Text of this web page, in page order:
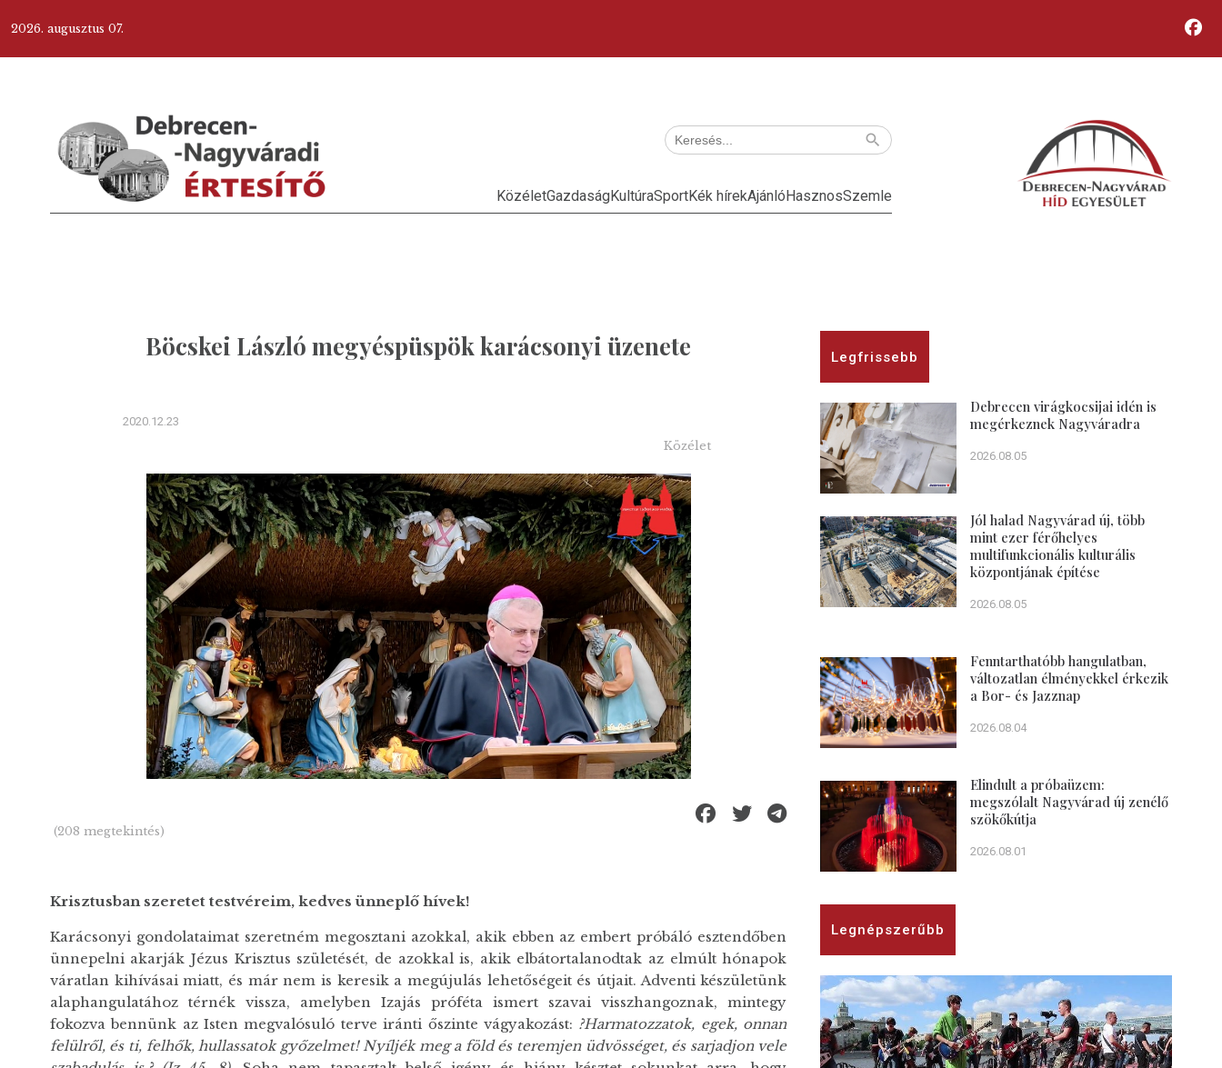
2026. augusztus 07.
KözéletGazdaságKultúraSportKék hírekAjánlóHasznosSzemle
Böcskei László megyéspüspök karácsonyi üzenete
2020.12.23
Közélet
(208 megtekintés)
Krisztusban szeretet testvéreim, kedves ünneplő hívek!
Karácsonyi gondolataimat szeretném megosztani azokkal, akik ebben az embert próbáló esztendőben
ünnepelni akarják Jézus Krisztus születését, de azokkal is, akik elbátortalanodtak az elmúlt hónapok
váratlan kihívásai miatt, és már nem is keresik a megújulás lehetőségeit és útjait. Adventi készületünk
alaphangulatához térnék vissza, amelyben Izajás próféta ismert szavai visszhangoznak, mintegy
fokozva bennünk az Isten megvalósuló terve iránti őszinte vágyakozást: ?Harmatozzatok, egek, onnan
felülről, és ti, felhők, hullassatok győzelmet! Nyíljék meg a föld és teremjen üdvösséget, és sarjadjon vele
Legfrissebb
Debrecen virágkocsijai idén is
megérkeznek Nagyváradra
2026.08.05
Jól halad Nagyvárad új, több
mint ezer férőhelyes
multifunkcionális kulturális
központjának építése
2026.08.05
Fenntarthatóbb hangulatban,
változatlan élményekkel érkezik
a Bor- és Jazznap
2026.08.04
Elindult a próbaüzem:
megszólalt Nagyvárad új zenélő
szökőkútja
2026.08.01
Legnépszerűbb